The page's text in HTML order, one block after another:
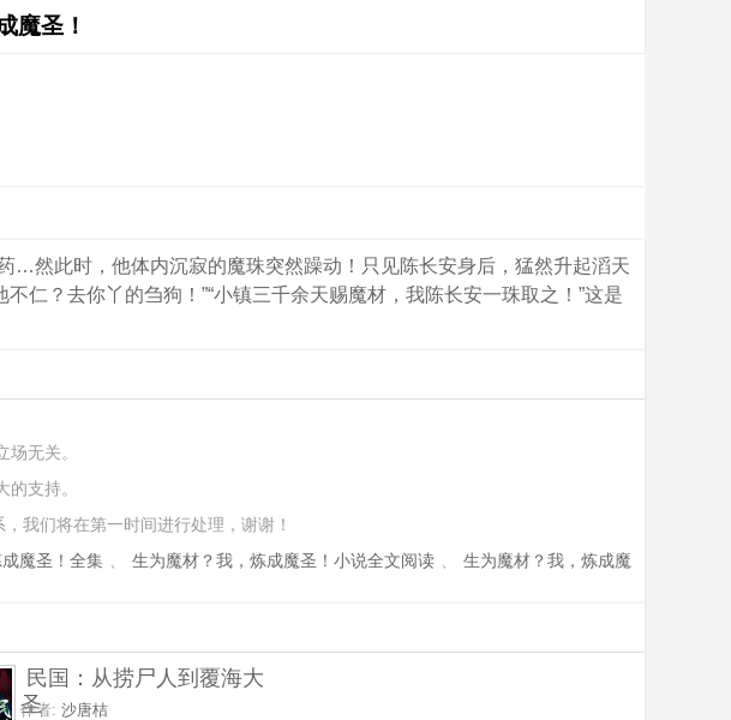
魔圣！
…然此时，他体内沉寂的魔珠突然躁动！只见陈长安身后，猛然升起滔天
仁？去你丫的刍狗！”“小镇三千余天赐魔材，我陈长安一珠取之！”这是
无关。
支持。
我们将在第一时间进行处理，谢谢！
魔圣！全集 、 生为魔材？我，炼成魔圣！小说全文阅读 、
生为魔材？我，炼成魔
民国：从捞尸人到覆海大
圣
作者: 沙唐桔